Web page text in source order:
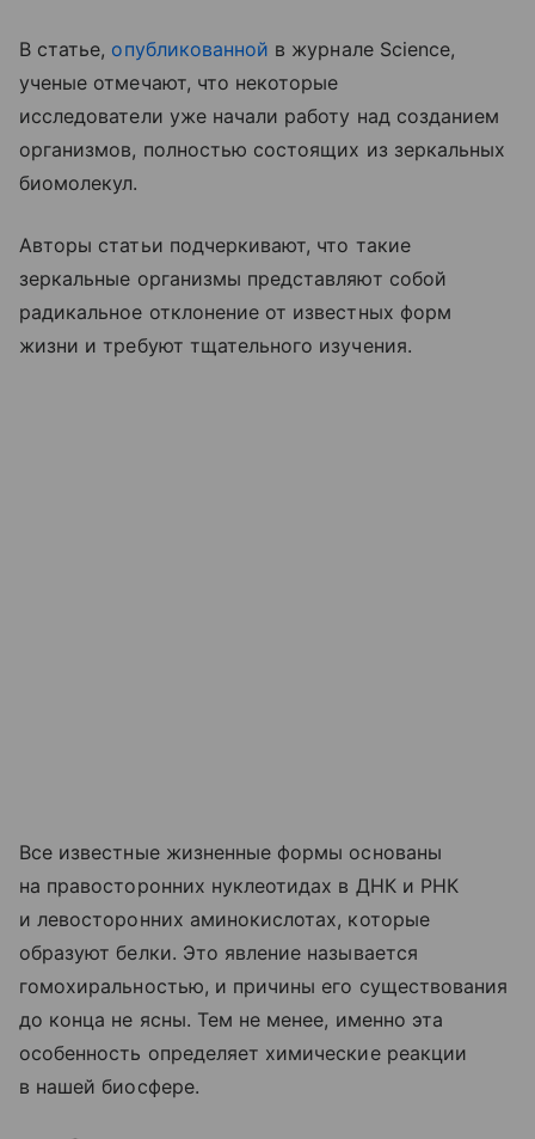
В статье, опубликованной в журнале Science,
ученые отмечают, что некоторые
исследователи уже начали работу над созданием
организмов, полностью состоящих из зеркальных
биомолекул.
Авторы статьи подчеркивают, что такие
зеркальные организмы представляют собой
радикальное отклонение от известных форм
жизни и требуют тщательного изучения.
Все известные жизненные формы основаны
на правосторонних нуклеотидах в ДНК и РНК
и левосторонних аминокислотах, которые
образуют белки. Это явление называется
гомохиральностью, и причины его существования
до конца не ясны. Тем не менее, именно эта
особенность определяет химические реакции
в нашей биосфере.